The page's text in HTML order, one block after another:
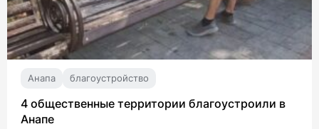
Анапа благоустройство
4 общественные территории благоустроили в
Анапе